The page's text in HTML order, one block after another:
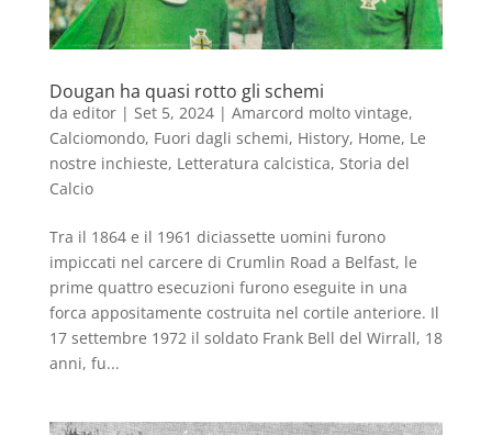
Dougan ha quasi rotto gli schemi
da editor| Set 5, 2024| Amarcord molto vintage,
Calciomondo, Fuori dagli schemi, History, Home, Le
nostre inchieste, Letteratura calcistica, Storia del
Calcio
Tra il 1864 e il 1961 diciassette uomini furono
impiccati nel carcere di Crumlin Road a Belfast, le
prime quattro esecuzioni furono eseguite in una
forca appositamente costruita nel cortile anteriore. Il
17 settembre 1972 il soldato Frank Bell del Wirrall, 18
anni, fu...